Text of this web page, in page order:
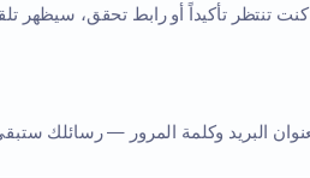
تنتظر تأكيداً أو رابط تحقق، سيظهر